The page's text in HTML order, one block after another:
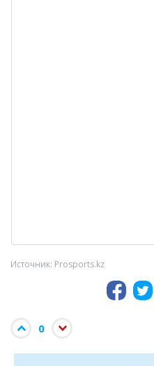
Источник: Prosports.kz
0